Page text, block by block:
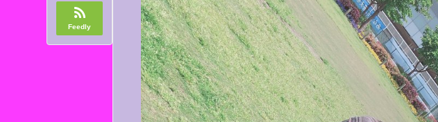
Feedly